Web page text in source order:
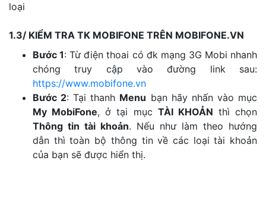
loại
1.3/ KIỂM TRA TK MOBIFONE TRÊN MOBIFONE.VN
Bước 1: Từ điện thoai có đk mạng 3G Mobi nhanh
chóng truy cập vào đường link sau:
https://www.mobifone.vn
Bước 2: Tại thanh Menu bạn hãy nhấn vào mục
My MobiFone, ở tại mục TÀI KHOẢN thì chọn
Thông tin tài khoản. Nếu như làm theo hướng
dẫn thì toàn bộ thông tin về các loại tài khoản
của bạn sẽ được hiển thị.